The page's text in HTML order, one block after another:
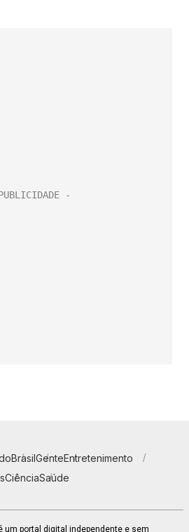
BrasilGenteEntretenimento
CiênciaSaúde
é um portal digital independente e sem